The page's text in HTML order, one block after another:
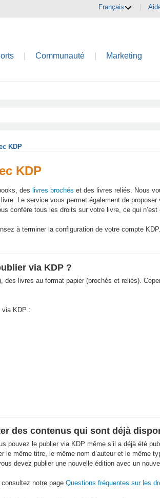
Français
Communauté Marketing
KDP
KDP
des livres brochés et des livres reliés. Nous
Le service vous permet également de
confère tous les droits sur votre livre, ce qui
à terminer la configuration de votre compte
via KDP ?
des livres au format papier (brochés et reliés).
via KDP :
des contenus qui sont déjà
pouvez le publier via KDP même s’il a déjà été
le même titre, le même nom d’auteur et le même
devez publier une nouvelle édition avec un
notre page Questions fréquentes sur les